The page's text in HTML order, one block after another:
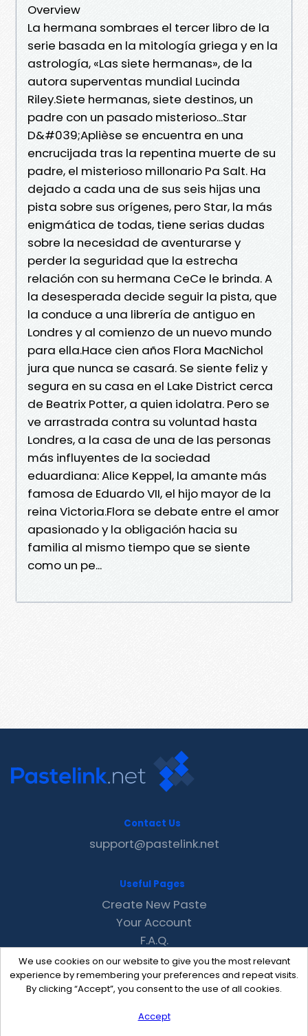
Overview
La hermana sombraes el tercer libro de la
serie basada en la mitología griega y en la
astrología, «Las siete hermanas», de la
autora superventas mundial Lucinda
Riley.Siete hermanas, siete destinos, un
padre con un pasado misterioso...Star
D&#039;Aplièse se encuentra en una
encrucijada tras la repentina muerte de su
padre, el misterioso millonario Pa Salt. Ha
dejado a cada una de sus seis hijas una
pista sobre sus orígenes, pero Star, la más
enigmática de todas, tiene serias dudas
sobre la necesidad de aventurarse y
perder la seguridad que la estrecha
relación con su hermana CeCe le brinda. A
la desesperada decide seguir la pista, que
la conduce a una librería de antiguo en
Londres y al comienzo de un nuevo mundo
para ella.Hace cien años Flora MacNichol
jura que nunca se casará. Se siente feliz y
segura en su casa en el Lake District cerca
de Beatrix Potter, a quien idolatra. Pero se
ve arrastrada contra su voluntad hasta
Londres, a la casa de una de las personas
más influyentes de la sociedad
eduardiana: Alice Keppel, la amante más
famosa de Eduardo VII, el hijo mayor de la
reina Victoria.Flora se debate entre el amor
apasionado y la obligación hacia su
familia al mismo tiempo que se siente
como un pe...
We use cookies on our website to give you the most relevant
experience by remembering your preferences and repeat visits.
By clicking “Accept”, you consent to the use of all cookies.
Accept
Contact Us
support@pastelink.net
Useful Pages
Create New Paste
Your Account
F.A.Q.
Recent
Contact